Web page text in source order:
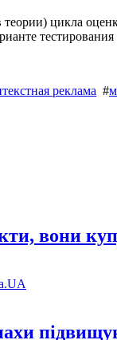
теории) цикла
реклама #
вони